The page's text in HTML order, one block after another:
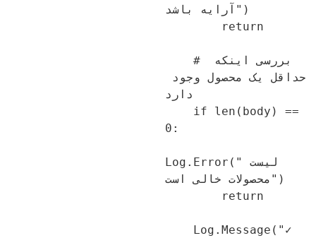
آرایه باشد")
        return
    # بررسی اینکه
حداقل یک محصول وجود
دارد
    if len(body) ==
0:
Log.Error("لیست
محصولات خالی است")
        return
    Log.Message("✓